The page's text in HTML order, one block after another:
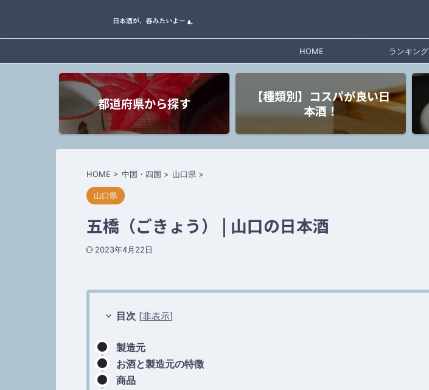
HOME ランキング
都道府県から探す
【種類別】コスパが良い日
本酒！
HOME > 中国・四国 > 山口県 >
山口県
五橋（ごきょう） | 山口の日本酒
2023年4月22日
目次 [非表示]
製造元
お酒と製造元の特徴
商品